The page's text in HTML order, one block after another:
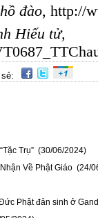
đào, http://
Hiếu tử,
Trụ” (30/06/2024)
Về Phật Giáo (24/
Phật đản sinh ở